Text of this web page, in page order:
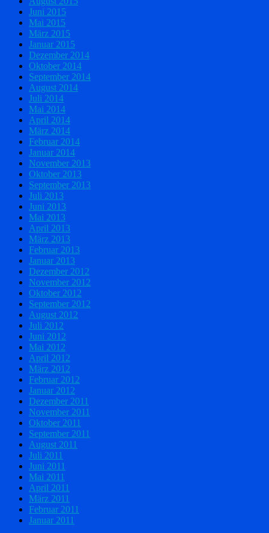
Juni 2015
Mai 2015
März 2015
Januar 2015
Dezember 2014
Oktober 2014
September 2014
August 2014
Juli 2014
Mai 2014
April 2014
März 2014
Februar 2014
Januar 2014
November 2013
Oktober 2013
September 2013
Juli 2013
Juni 2013
Mai 2013
April 2013
März 2013
Februar 2013
Januar 2013
Dezember 2012
November 2012
Oktober 2012
September 2012
August 2012
Juli 2012
Juni 2012
Mai 2012
April 2012
März 2012
Februar 2012
Januar 2012
Dezember 2011
November 2011
Oktober 2011
September 2011
August 2011
Juli 2011
Juni 2011
Mai 2011
April 2011
März 2011
Februar 2011
Januar 2011